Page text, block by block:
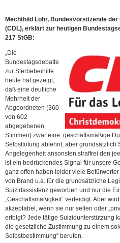
Mechthild Löhr, Bundesvorsitzende
(CDL), erklärt zur heutigen
217 StGB:
„Die
Bundestagsdebatte
zur Sterbebeihilfe
heute hat gezeigt,
daß eine deutliche
Mehrheit der
Abgeordneten (360
von 602
abgegebenen
Stimmen) zwar eine geschäftsmäßige
Selbsttötung ablehnt, aber grundsätzlich
Angelegenheit ansonsten straffrei den
ist ein bedrückendes Signal für unsere
ganz offen haben leider viele
von Brand u.a. für die grundsätzliche
Suizidassistenz geworben und nur die
„Geschäftsmäßigkeit“ verteidigt. Aber
akzeptabel, wenn sie nur selten oder
erfolgt? Jede tätige Suizidunterstützung
die gesetzliche Zustimmung zu einem
Selbstbestimmung“ berufen.